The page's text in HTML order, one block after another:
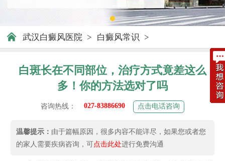
武汉白癜风医院 > 白癜风常识 >
白斑长在不同部位，治疗方式竟差这么
多！你的方法选对了吗
咨询热线： 027-83886690 点击电话咨询
温馨提示： 由于篇幅原因，很多内容不能详尽，如果您或者您
的家人需要疾病咨询，可点击此处进行免费沟通